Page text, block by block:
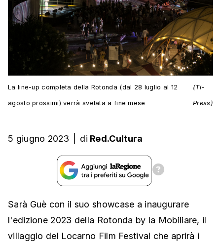
La line-up completa della Rotonda (dal 28 luglio al 12
agosto prossimi) verrà svelata a fine mese
(Ti-
Press)
5 giugno 2023 di Red.Cultura
Sarà Guè con il suo showcase a inaugurare
l'edizione 2023 della Rotonda by la Mobiliare, il
villaggio del Locarno Film Festival che aprirà i